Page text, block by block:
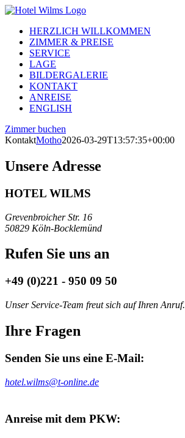
Zum
springenHERZLICH WILLKOMMEN
ZIMMER & PREISE
SERVICE
LAGE
BILDERGALERIE
KONTAKT
ANREISE
ENGLISH
Zimmer buchen
KontaktMotho2026-03-29T13:57:35+00:00
Unsere Adresse
HOTEL WILMS
Grevenbroicher Str. 16
50829 Köln-Bocklemünd
Rufen Sie uns an
+49 (0)221 - 950 09 50
Unser Service-Team freut sich auf Ihren Anruf.
Ihre Fragen
Senden Sie uns eine E-Mail:
hotel.wilms@t-online.de
Anreise mit dem PKW: